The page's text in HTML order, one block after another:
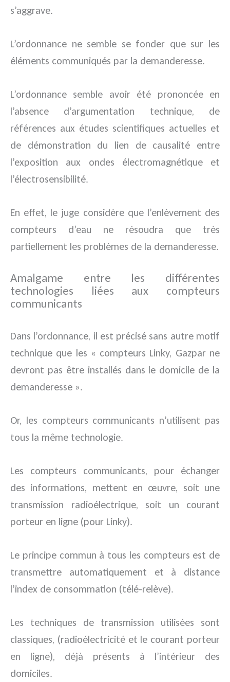
s’aggrave.
L’ordonnance ne semble se fonder que sur les
éléments communiqués par la demanderesse.
L’ordonnance semble avoir été prononcée en
l’absence d’argumentation technique, de
références aux études scientifiques actuelles et
de démonstration du lien de causalité entre
l’exposition aux ondes électromagnétique et
l’électrosensibilité.
En effet, le juge considère que l’enlèvement des
compteurs d’eau ne résoudra que très
partiellement les problèmes de la demanderesse.
Amalgame entre les différentes
technologies liées aux compteurs
communicants
Dans l’ordonnance, il est précisé sans autre motif
technique que les « compteurs Linky, Gazpar ne
devront pas être installés dans le domicile de la
demanderesse ».
Or, les compteurs communicants n’utilisent pas
tous la même technologie.
Les compteurs communicants, pour échanger
des informations, mettent en œuvre, soit une
transmission radioélectrique, soit un courant
porteur en ligne (pour Linky).
Le principe commun à tous les compteurs est de
transmettre automatiquement et à distance
l’index de consommation (télé-relève).
Les techniques de transmission utilisées sont
classiques, (radioélectricité et le courant porteur
en ligne), déjà présents à l’intérieur des
domiciles.